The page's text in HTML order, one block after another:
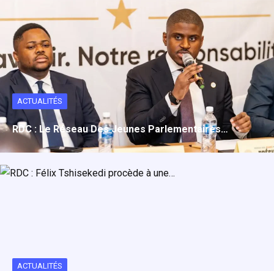
ACTUALITÉS
RDC : Le Réseau Des Jeunes Parlementaires…
ACTUALITÉS